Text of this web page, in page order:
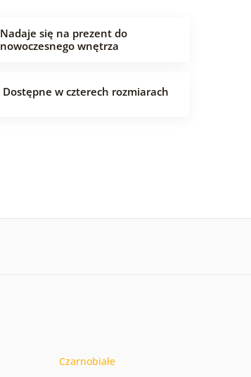
Nadaje się na prezent do
nowoczesnego wnętrza
Dostępne w czterech rozmiarach
Czarnobiałe